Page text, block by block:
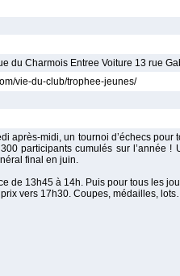
du Charmois Entree Voiture 13 rue
vie-du-club/trophee-jeunes/
après-midi, un tournoi d’échecs
participants cumulés sur l’année
final en juin.
de 13h45 à 14h. Puis pour tous les
vers 17h30. Coupes, médailles,